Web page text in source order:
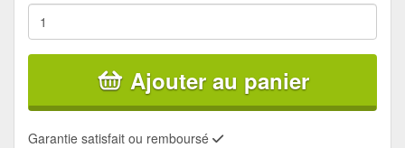
Ajouter au panier
Garantie satisfait ou remboursé